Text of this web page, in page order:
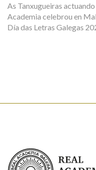
As Tanxugueiras
Academia celebrou en
Día das Letras Galegas
Real Academia Galega